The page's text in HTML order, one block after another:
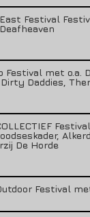
Festival
Festival met o.a.
Daddies,
De Horde
Festival